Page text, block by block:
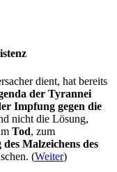
dient, hat bereits
der Tyrannei
Impfung gegen die
nicht die Lösung,
Tod, zum
Malzeichens des
(Weiter)